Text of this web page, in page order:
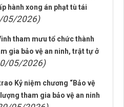
hành xong án phạt tù tái
05/2026)
tham mưu tổ chức thành
gia bảo vệ an ninh, trật tự ở
05/2026)
Kỷ niệm chương “Bảo vệ
tham gia bảo vệ an ninh